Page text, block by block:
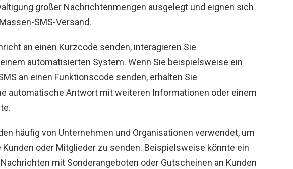
großer Nachrichtenmengen ausgelegt und eignen sich
SMS-Versand.
an einen Kurzcode senden, interagieren Sie
automatisierten System. Wenn Sie beispielsweise ein
an einen Funktionscode senden, erhalten Sie
automatische Antwort mit weiteren Informationen oder einem
häufig von Unternehmen und Organisationen verwendet, um
Kunden oder Mitglieder zu senden. Beispielsweise könnte ein
mit Sonderangeboten oder Gutscheinen an Kunden